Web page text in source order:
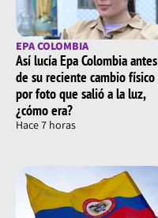
EPA COLOMBIA
Así lucía Epa Colombia antes
de su reciente cambio físico
por foto que salió a la luz,
¿cómo era?
Hace 7 horas